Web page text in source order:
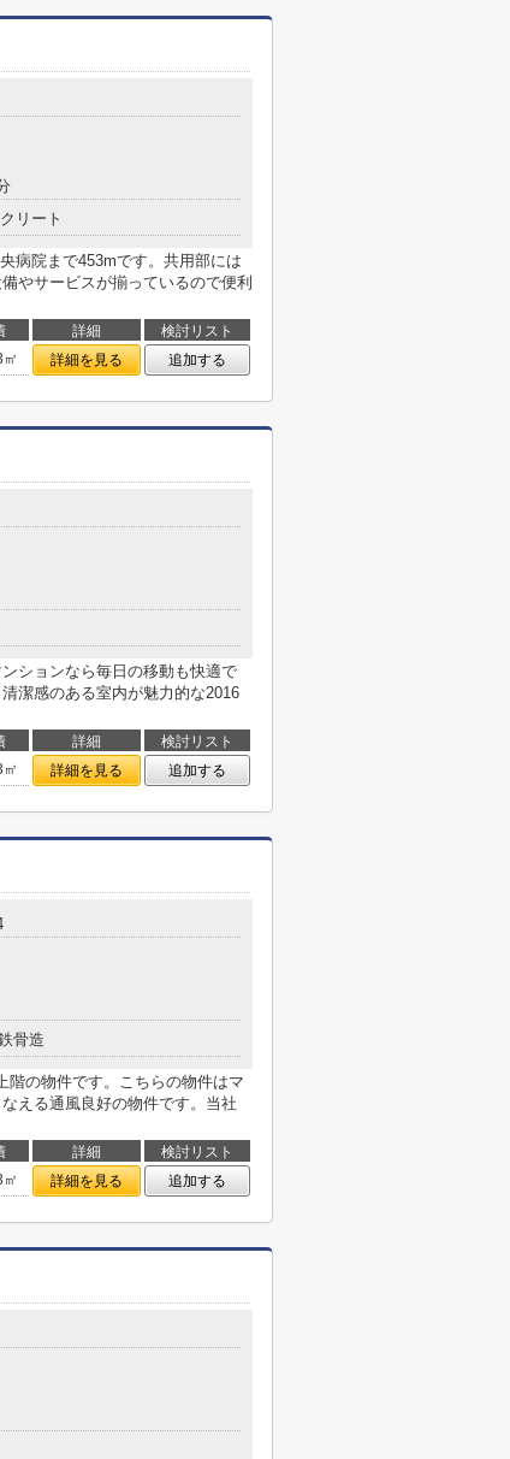
リート
病院まで453mです。共用部には
やサービスが揃っているので便利
詳細
検討リスト
詳細を見る 追加する
ションなら毎日の移動も快適で
潔感のある室内が魅力的な2016
詳細
検討リスト
詳細を見る 追加する
骨造
階の物件です。こちらの物件はマ
える通風良好の物件です。当社
詳細
検討リスト
詳細を見る 追加する